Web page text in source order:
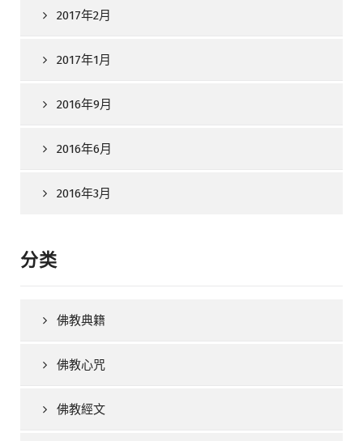
2017年2月
2017年1月
2016年9月
2016年6月
2016年3月
分类
佛教典籍
佛教心咒
佛教經文